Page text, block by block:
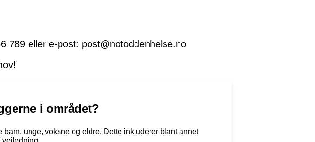
789 eller e-post: post@notoddenhelse.no
i området?
unge, voksne og eldre. Dette inkluderer blant annet